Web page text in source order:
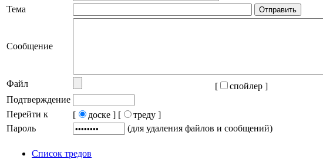
Тема
Сообщение
Файл [
спойлер ]
Подтверждение
Перейти к
[ доске ] [
треду ]
Пароль
(для удаления файлов и сообщений)
Список тредов